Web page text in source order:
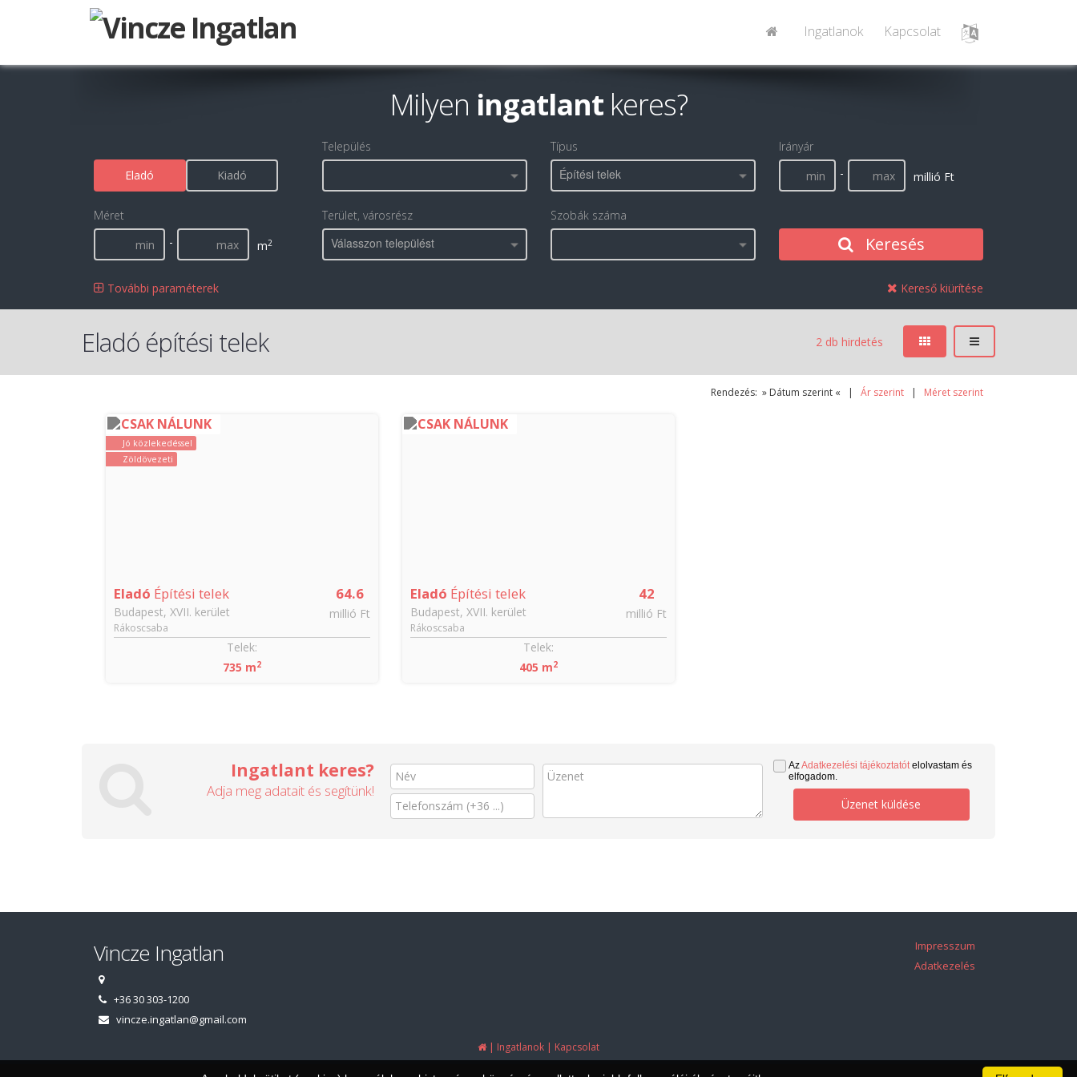
Ingatlanok Kapcsolat
Milyen ingatlant keres?
Eladó Kiadó
Település Típus
Építési telek
Irányár
-
millió Ft
Méret
-
m2
Terület, városrész
Válasszon települést
Szobák száma
Keresés
További paraméterek Kereső kiürítése
2 db hirdetés
Eladó építési telek
Rendezés: » Dátum szerint « | Ár szerint | Méret szerint
CSAK NÁLUNK
Jó közlekedéssel
Zöldövezeti
64.6
millió Ft
Eladó Építési telek
Budapest, XVII. kerület
Rákoscsaba
Telek:
735 m2
CSAK NÁLUNK
42
millió Ft
Eladó Építési telek
Budapest, XVII. kerület
Rákoscsaba
Telek:
405 m2
Ingatlant keres?
Adja meg adatait és segítünk!
AzAdatkezelési tájékoztatótelolvastam és
elfogadom.
Üzenet küldése
Vincze Ingatlan
+36 30 303-1200
vincze.ingatlan@gmail.com
Impresszum
Adatkezelés
| Ingatlanok | Kapcsolat